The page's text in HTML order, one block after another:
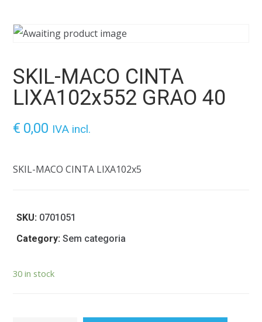
SKIL-MACO CINTA
LIXA102x552 GRAO 40
€ 0,00 IVA incl.
SKIL-MACO CINTA LIXA102x5
SKU: 0701051
Category:Sem categoria
30 in stock